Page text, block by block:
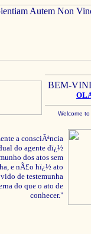
BEM-
Welcome
a consciÃªncia
do agente dï¿½
dos atos sem
e nÃ£o hï¿½ ato
de testemunha
do que o ato de
conhecer."